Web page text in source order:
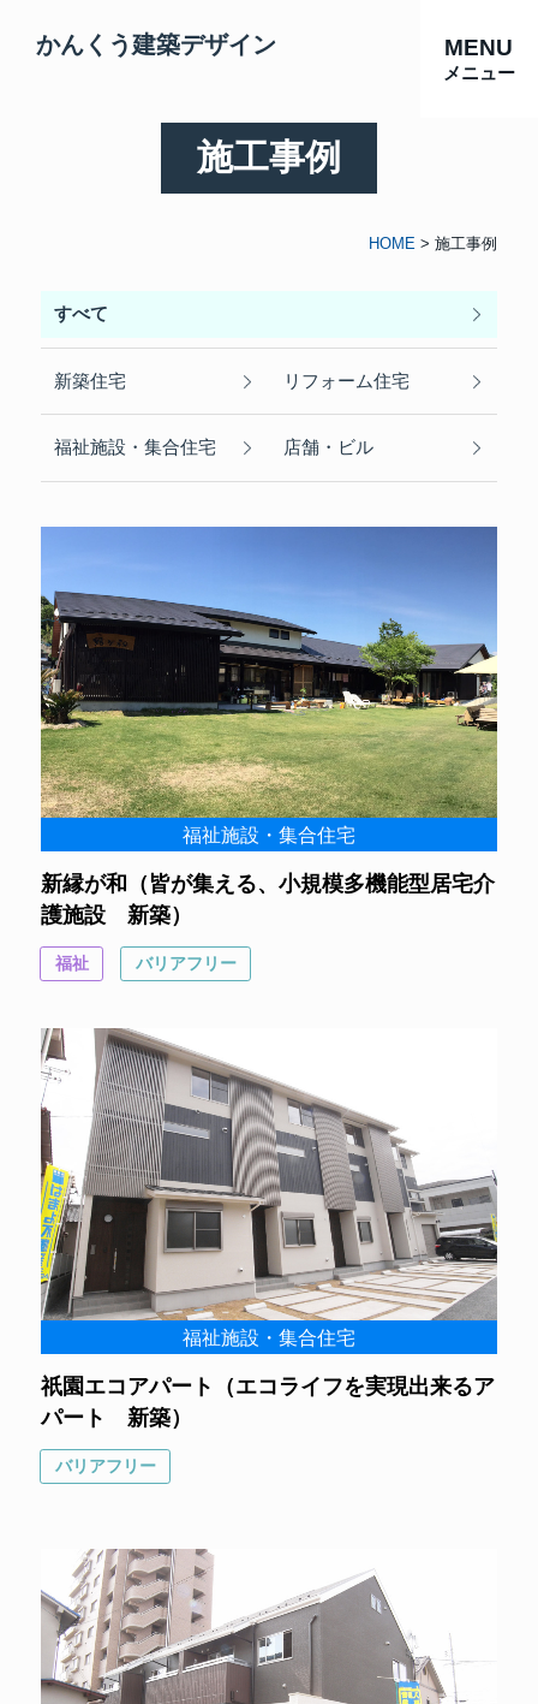
かんくう建築デザイン MENU
メニュー
施工事例
HOME >施工事例
すべて
新築住宅 リフォーム住宅
福祉施設・集合住宅 店舗・ビル
福祉施設・集合住宅
新縁が和（皆が集える、小規模多機能型居宅介
護施設 新築）
福祉 バリアフリー
福祉施設・集合住宅
祇園エコアパート（エコライフを実現出来るア
パート 新築）
バリアフリー